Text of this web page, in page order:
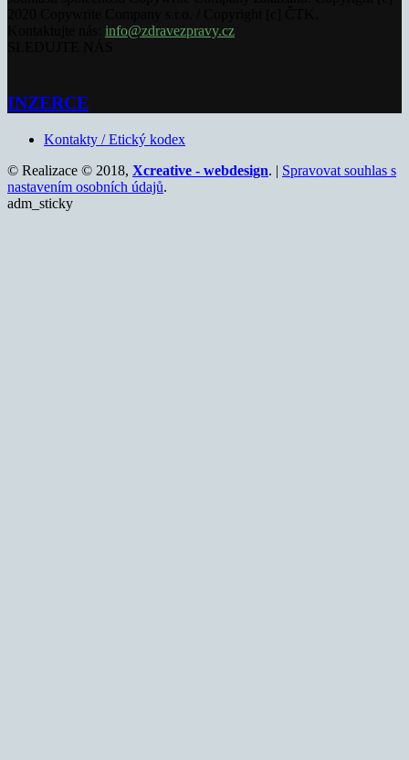
info@zdravezpravy.cz
INZERCE
Kontakty / Etický kodex
© Realizace © 2018, Xcreative - webdesign. | Spravovat souhlas s
nastavením osobních údajů.
adm_sticky